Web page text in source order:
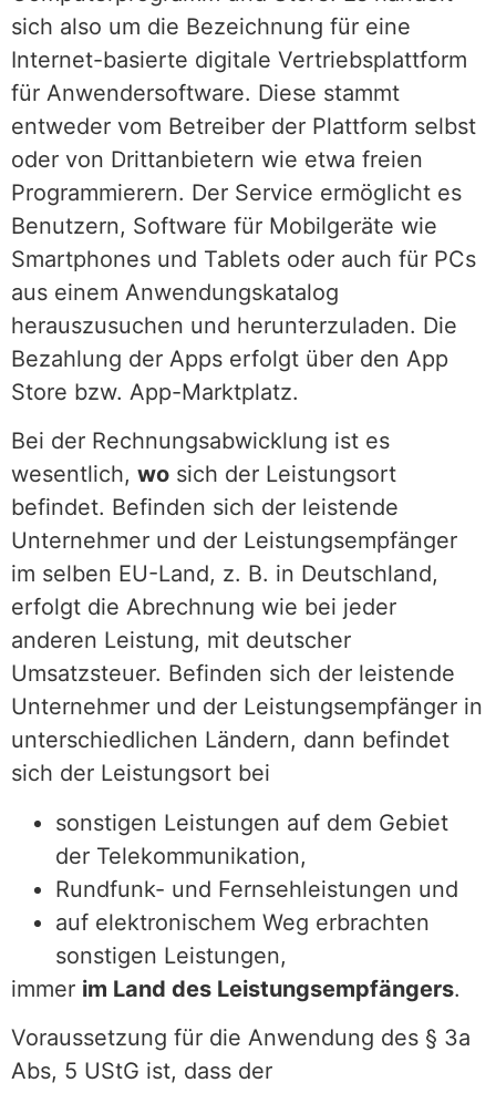
sich also um die Bezeichnung für eine
Internet-basierte digitale Vertriebsplattform
für Anwendersoftware. Diese stammt
entweder vom Betreiber der Plattform selbst
oder von Drittanbietern wie etwa freien
Programmierern. Der Service ermöglicht es
Benutzern, Software für Mobilgeräte wie
Smartphones und Tablets oder auch für PCs
aus einem Anwendungskatalog
herauszusuchen und herunterzuladen. Die
Bezahlung der Apps erfolgt über den App
Store bzw. App-Marktplatz.
Bei der Rechnungsabwicklung ist es
wesentlich, wo sich der Leistungsort
befindet. Befinden sich der leistende
Unternehmer und der Leistungsempfänger
im selben EU-Land, z. B. in Deutschland,
erfolgt die Abrechnung wie bei jeder
anderen Leistung, mit deutscher
Umsatzsteuer. Befinden sich der leistende
Unternehmer und der Leistungsempfänger in
unterschiedlichen Ländern, dann befindet
sich der Leistungsort bei
sonstigen Leistungen auf dem Gebiet
der Telekommunikation,
Rundfunk- und Fernsehleistungen und
auf elektronischem Weg erbrachten
sonstigen Leistungen,
immer im Land des Leistungsempfängers.
Voraussetzung für die Anwendung des § 3a
Abs, 5 UStG ist, dass der